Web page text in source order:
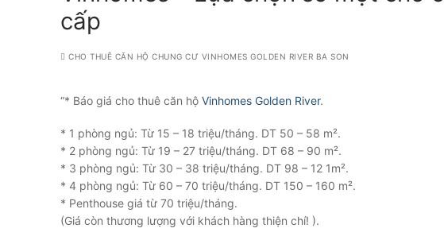
cấp
CHO THUÊ CĂN HỘ CHUNG CƯ VINHOMES GOLDEN RIVER BA SON
“* Báo giá cho thuê căn hộ Vinhomes Golden River.
* 1 phòng ngủ: Từ 15 – 18 triệu/tháng. DT 50 – 58 m².
* 2 phòng ngủ: Từ 19 – 27 triệu/tháng. DT 68 – 90 m².
* 3 phòng ngủ: Từ 30 – 38 triệu/tháng. DT 98 – 12 1m².
* 4 phòng ngủ: Từ 60 – 70 triệu/tháng. DT 150 – 160 m².
* Penthouse giá từ 70 triệu/tháng.
(Giá còn thương lượng với khách hàng thiện chí! ).